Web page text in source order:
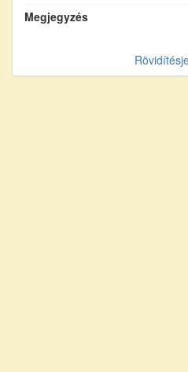
Megjegyzés